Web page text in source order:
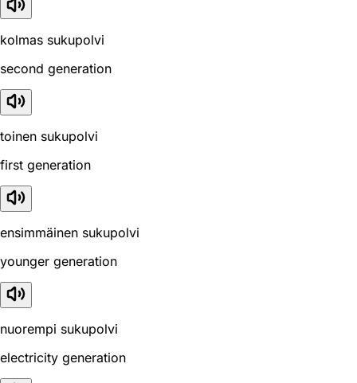
kolmas sukupolvi
second generation
toinen sukupolvi
first generation
ensimmäinen sukupolvi
younger generation
nuorempi sukupolvi
electricity generation